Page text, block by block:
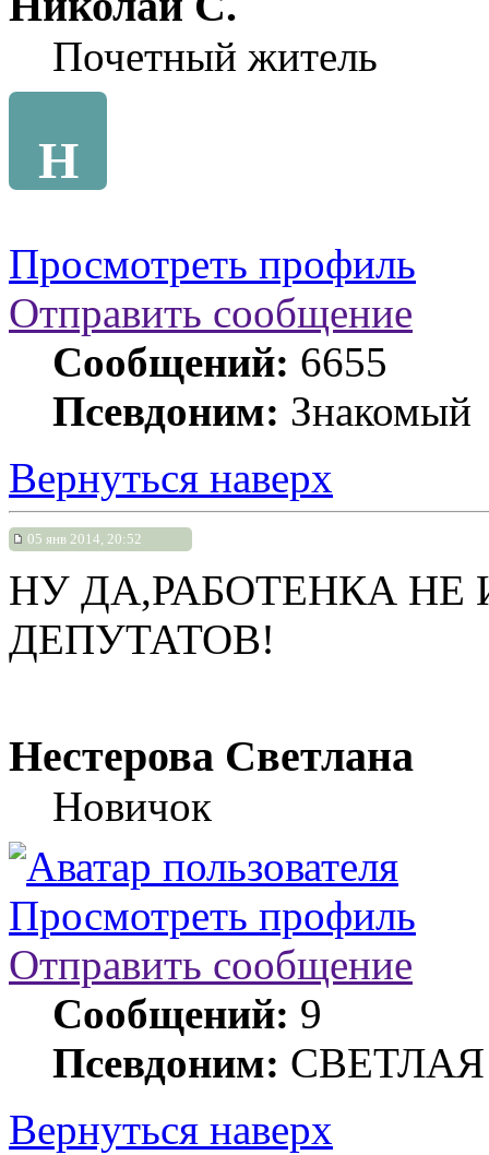
Почетный житель
Н
Просмотреть профиль
Отправить сообщение
Сообщений: 6655
Псевдоним: Знакомый
Вернуться наверх
05 янв 2014, 20:52
НУ ДА,РАБОТЕНКА
ДЕПУТАТОВ!
Нестерова Светлана
Новичок
Просмотреть профиль
Отправить сообщение
Сообщений: 9
Псевдоним: СВЕТЛАЯ
Вернуться наверх